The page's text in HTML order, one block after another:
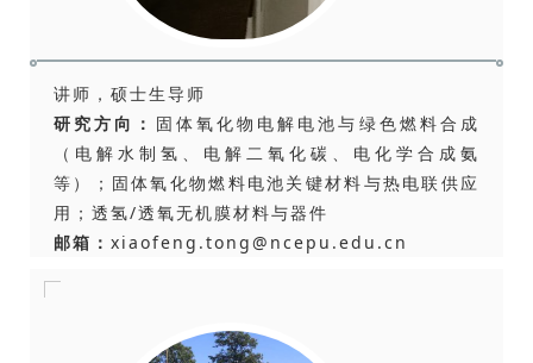
讲师，硕士生导师
研究方向： 固体氧化物电解电池与绿色燃料合成
（电解水制氢、电解二氧化碳、电化学合成氨
等）；固体氧化物燃料电池关键材料与热电联供应
用；透氢/透氧无机膜材料与器件
邮箱： xiaofeng.tong@ncepu.edu.cn